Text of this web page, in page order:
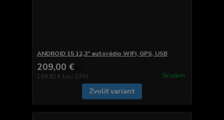
ANDROID 15 12,3" autorádio WIFI, GPS, USB
209,00 €
169,92 € bez DPH Skladom
Zvoliť variant